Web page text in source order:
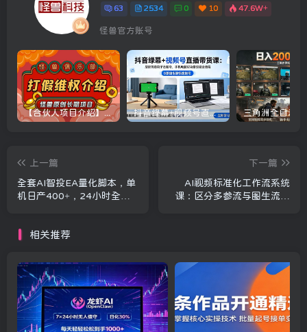
63 2534 0 10 47.6W+
怪兽官方账号
【合伙人项目介绍】打假维权项目介绍 抖音绿幕+视频号直播带货课：居家照着稿子念起号，手机电脑双场景搭建全流程
上一篇
全套AI智投EA量化脚本，单
机日产400+，24小时全自
下一篇
AI视频标准化工作流系统
课：区分多参流与图生流，
相关推荐